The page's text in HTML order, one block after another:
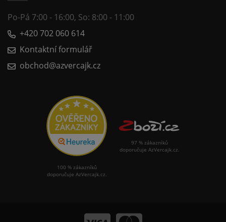
Po-Pá 7:00 - 16:00, So: 8:00 - 11:00
+420 702 060 614
Kontaktní formulář
obchod@azvercajk.cz
100 % zákazníků
doporučuje AzVercajk.cz.
97 % zákazníků
doporučuje AzVercajk.cz.